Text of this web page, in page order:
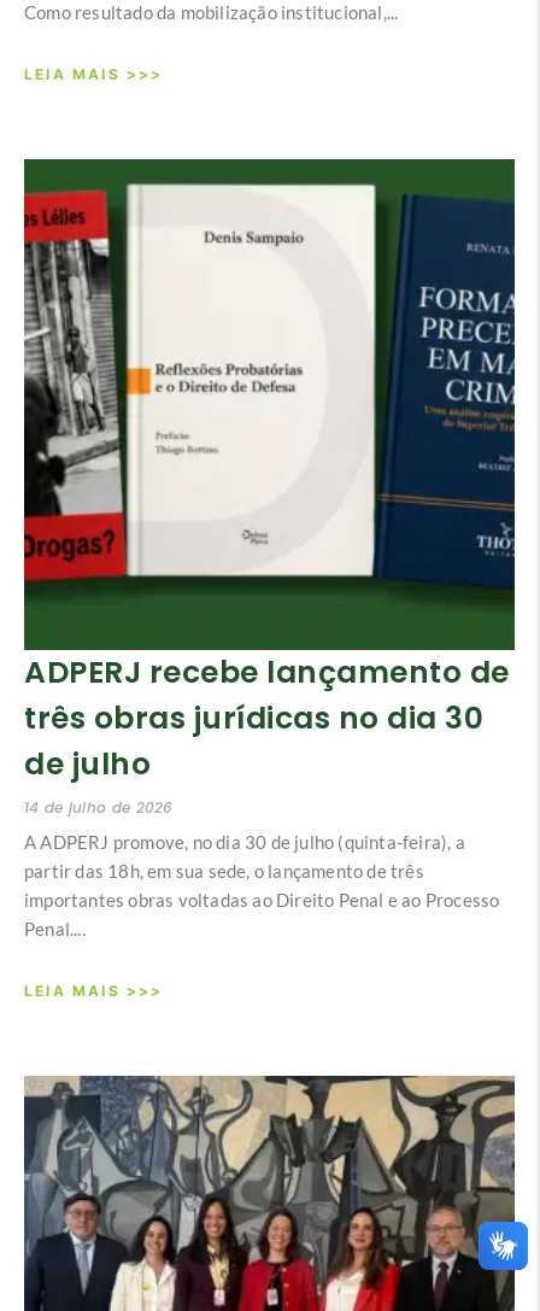
Como resultado da mobilização institucional,...
LEIA MAIS >>>
ADPERJ recebe lançamento de
três obras jurídicas no dia 30
de julho
14 de julho de 2026
A ADPERJ promove, no dia 30 de julho (quinta-feira), a
partir das 18h, em sua sede, o lançamento de três
importantes obras voltadas ao Direito Penal e ao Processo
Penal....
LEIA MAIS >>>